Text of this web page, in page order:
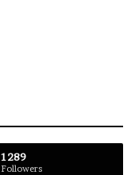
1289
Followers